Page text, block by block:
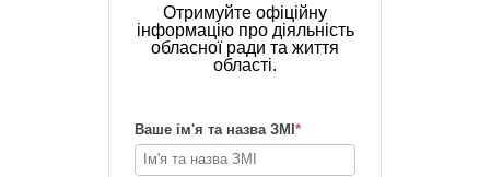
Отримуйте офіційну
інформацію про діяльність
обласної ради та життя
області.
Ваше ім'я та назва ЗМІ*